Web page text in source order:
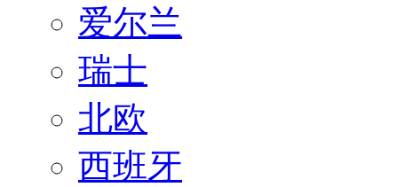
爱尔兰
瑞士
北欧
西班牙